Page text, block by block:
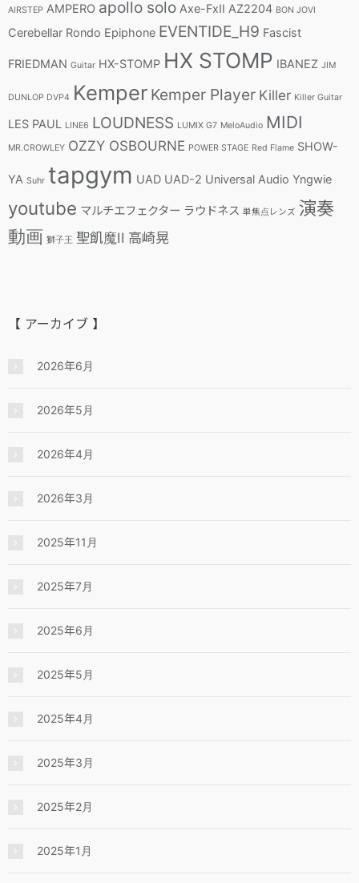
AIRSTEP AMPERO apollo solo Axe-FxII AZ2204 BON JOVI
Cerebellar Rondo Epiphone EVENTIDE_H9 Fascist
FRIEDMAN Guitar HX-STOMP HX STOMP IBANEZ JIM
DUNLOP DVP4 Kemper Kemper Player Killer Killer Guitar
LES PAUL LINE6 LOUDNESS LUMIX G7 MeloAudio MIDI
MR.CROWLEY OZZY OSBOURNE POWER STAGE Red Flame SHOW-
YA Suhr tapgym UAD UAD-2 Universal Audio Yngwie
youtube マルチエフェクター ラウドネス 単焦点レンズ 演奏
動画 獅子王 聖飢魔II 高崎晃
【 アーカイブ 】
2026年6月
2026年5月
2026年4月
2026年3月
2025年11月
2025年7月
2025年6月
2025年5月
2025年4月
2025年3月
2025年2月
2025年1月